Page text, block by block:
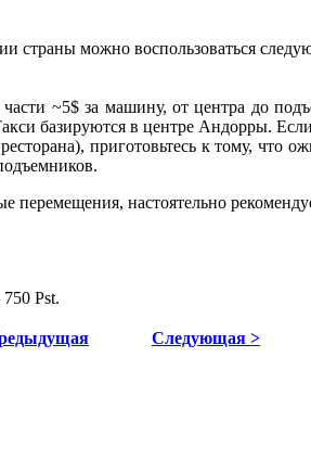
страны можно воспользоваться
~5$ за машину, от центра до
базируются в центре Андорры.
приготовьтесь к тому, что
настоятельно
Pst.
Следующая >